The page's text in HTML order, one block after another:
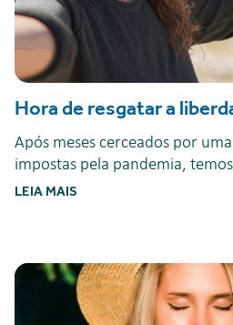
Hora de resgatar a
Após meses cerceados por
impostas pela pandemia,
LEIA MAIS